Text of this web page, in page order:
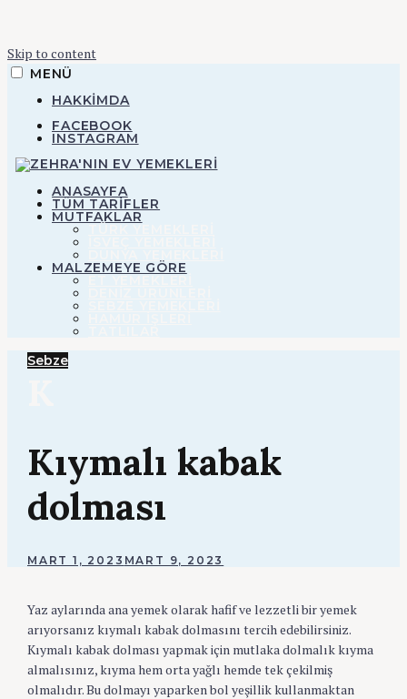
Skip to content
MENÜ
HAKKIMDA
FACEBOOK
INSTAGRAM
Zehra'nın Ev
Yemekleri
ZEHRA'NIN EV YEMEKLERI
ANASAYFA
TÜM TARİFLER
MUTFAKLAR
MALZEMEYE GÖRE
Sebze
Kıymalı kabak
dolması
BY
MART 1, 2023 MART 9, 2023
Yaz aylarında ana yemek olarak hafif ve lezzetli bir yemek
arıyorsanız kıymalı kabak dolmasını tercih edebilirsiniz.
Kıymalı kabak dolması yapmak için mutlaka dolmalık kıyma
almalısınız, kıyma hem orta yağlı hemde tek çekilmiş
olmalıdır. Bu dolmayı yaparken bol yeşillik kullanmaktan